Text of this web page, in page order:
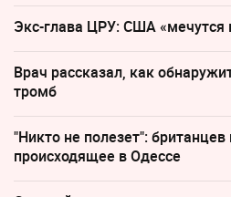
Экс-глава ЦРУ: США «мечутся
Врач рассказал, как
тромб
"Никто не полезет": британцев
происходящее в Одессе